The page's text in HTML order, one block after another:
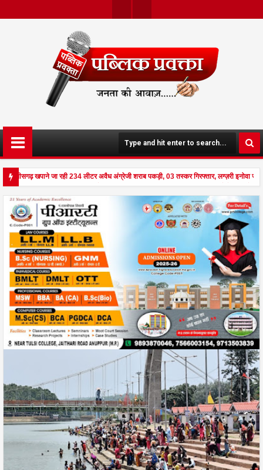
Ter
Boo
K
छत्तीसगढ़ खपाने जा रही 234 लीटर अवैध अंग्रेजी शराब पकड़ी, 03 तस्कर गिरफ्तार, लग्ज़री इनोवा
दहला अनूपपुर - घर पर किसान व नौकरानी का मिला रक्तरंजित शव, पत्नी गंभीर घायल में मेडिकल